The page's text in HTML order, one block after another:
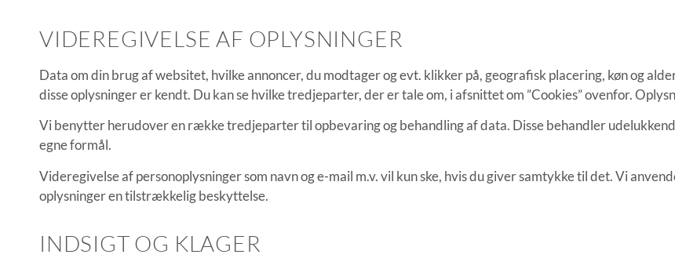
VIDEREGIVELSE AF OPLYSNINGER
Data om din brug af websitet, hvilke annoncer, du modtager og evt. klikker på, geografisk placering, køn og
disse oplysninger er kendt. Du kan se hvilke tredjeparter, der er tale om, i afsnittet om ”Cookies” ovenfor.
Vi benytter herudover en række tredjeparter til opbevaring og behandling af data. Disse behandler
egne formål.
Videregivelse af personoplysninger som navn og e-mail m.v. vil kun ske, hvis du giver samtykke til det. Vi
oplysninger en tilstrækkelig beskyttelse.
INDSIGT OG KLAGER